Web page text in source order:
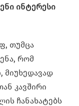
ინტერესი
თუმცა
რომ
მიუხედავად
კავშირი
ჩანახატებს